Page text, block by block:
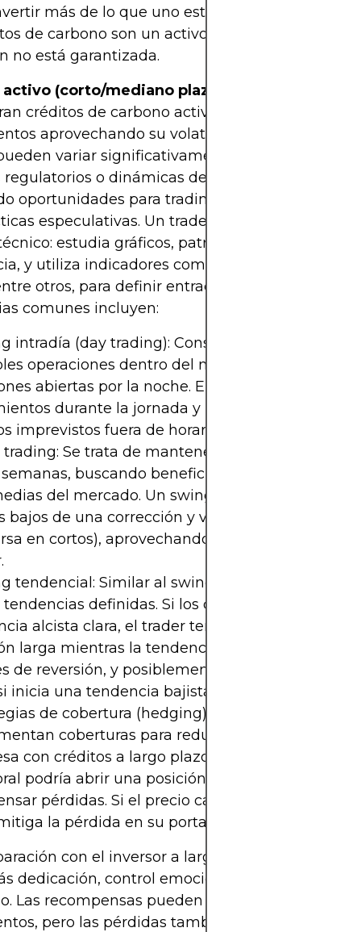
más de lo que uno esté dispuesto a
de carbono son un activo sujeto a riesgos y su
no está garantizada.
(corto/mediano plazo):
créditos de carbono activamente buscan
aprovechando su volatilidad a corto plazo.
variar significativamente en respuesta a
o dinámicas de oferta y demanda,
oportunidades para trading intradía, swing
especulativas. Un trader activo suele
estudia gráficos, patrones, niveles de
y utiliza indicadores como promedios móviles,
otros, para definir entradas y salidas. Algunas
comunes incluyen:
intradía (day trading): Consiste en abrir y cerrar
operaciones dentro del mismo día, evitando
abiertas por la noche. El objetivo es capturar
durante la jornada y limitar la exposición
imprevistos fuera de horario.
Se trata de mantener posiciones
buscando beneficiarse de oscilaciones
del mercado. Un swing trader intentará
bajos de una corrección y vender tras un rebote
en cortos), aprovechando las “olas” de una
tendencial: Similar al swing trading pero
definidas. Si los créditos entran en
alcista clara, el trader tendencial mantiene
larga mientras la tendencia persista, saliendo
de reversión, y posiblemente girando a una
inicia una tendencia bajista.
de cobertura (hedging):
coberturas para reducir riesgo. Por
con créditos a largo plazo que teme una caída
podría abrir una posición corta con futuros
pérdidas. Si el precio cae, la ganancia de la
la pérdida en su portafolio.
con el inversor a largo plazo, el trading
dedicación, control emocional y disciplina en
Las recompensas pueden ser rápidas si se
pero las pérdidas también pueden ser